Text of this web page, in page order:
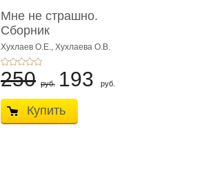
Мне не страшно.
Сборник
терапевтических
сказо� ...
Хухлаев О.Е., Хухлаева О.В.
250 руб. 193 руб.
Купить